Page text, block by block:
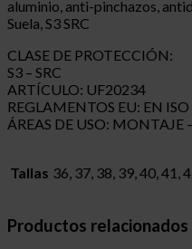
aluminio, anti-pinchazos,
Suela, S3 SRC
CLASE DE PROTECCIÓN:
S3 – SRC
ARTÍCULO: UF20234
REGLAMENTOS EU: EN
ÁREAS DE USO:
Tallas 36, 37, 38, 39, 40, 41,
Productos relacionados